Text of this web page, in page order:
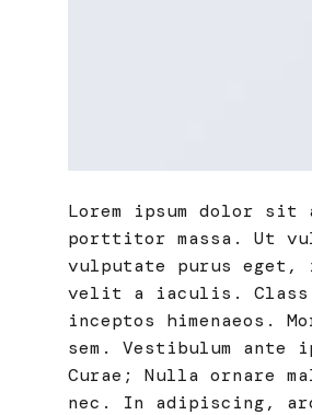
Lorem ipsum dolor
porttitor massa. Ut
vulputate purus
velit a iaculis. Class
inceptos himenaeos.
sem. Vestibulum
Curae; Nulla ornare
nec. In adipiscing,